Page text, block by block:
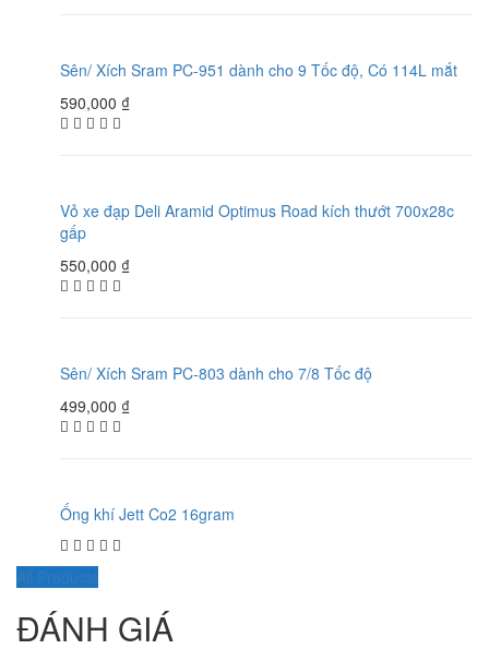
Sên/ Xích Sram PC-951 dành cho 9 Tốc độ, Có 114L mắt
590,000 ₫
Vỏ xe đạp Deli Aramid Optimus Road kích thướt 700x28c
gấp
550,000 ₫
Sên/ Xích Sram PC-803 dành cho 7/8 Tốc độ
499,000 ₫
Ống khí Jett Co2 16gram
ĐÁNH GIÁ